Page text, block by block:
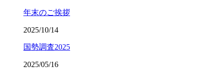
年末のご挨拶
2025/10/14
国勢調査2025
2025/05/16